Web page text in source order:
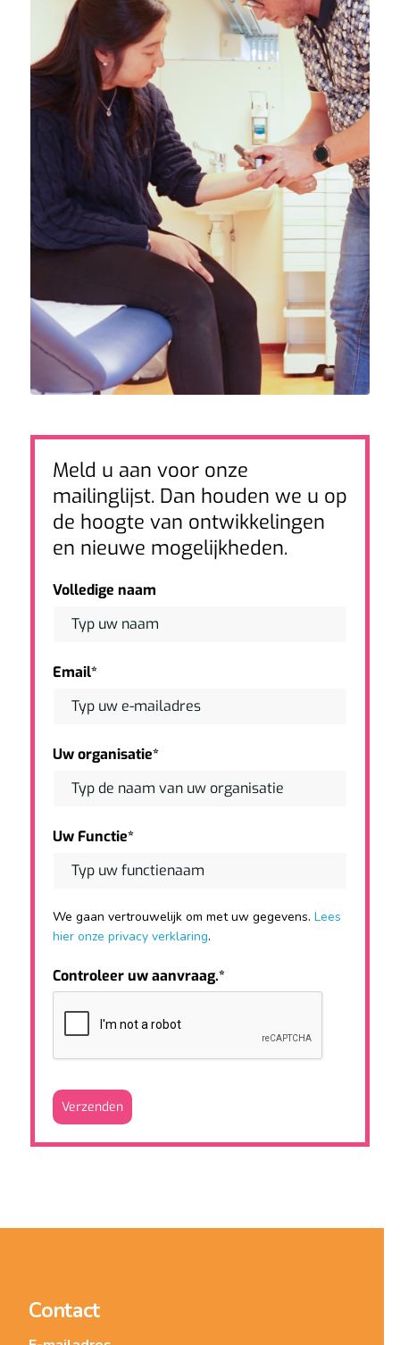
Meld u aan voor onze
mailinglijst. Dan houden we u op
de hoogte van ontwikkelingen
en nieuwe mogelijkheden.
Volledige naam
Email*
Uw organisatie*
Uw Functie*
We gaan vertrouwelijk om met uw gegevens. Lees
hier onze privacy verklaring.
Controleer uw aanvraag.*
Verzenden
Contact